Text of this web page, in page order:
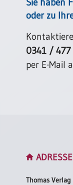
oder zu
0341 /
per E-Mail
ADRESSE
Thomas Verlag